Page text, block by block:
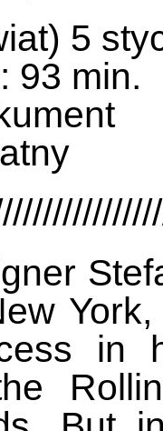
5
93 min.
in